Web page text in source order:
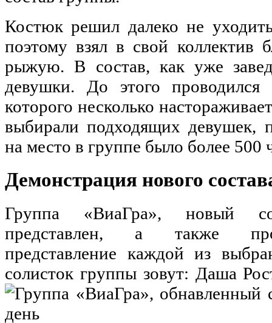
Костюк решил далеко не
поэтому взял в свой коллектив
рыжую. В состав, как уже
девушки. До этого проводился
которого несколько
выбирали подходящих девушек,
на место в группе было более 500
Демонстрация нового
Группа «ВиаГра», новый
представлен, а также
представление каждой из
солисток группы зовут: Даша